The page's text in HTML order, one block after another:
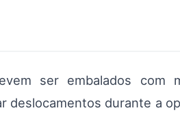
ser embalados com
deslocamentos durante a